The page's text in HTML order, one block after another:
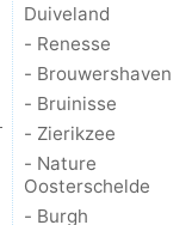
Duiveland
- Renesse
- Brouwershaven
- Bruinisse
- Zierikzee
- Nature
Oosterschelde
- Burgh